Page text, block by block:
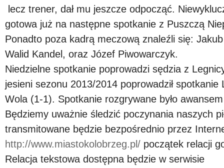
lecz trener, dał mu jeszcze odpocząć.
gotowa już na następne spotkanie z Puszczą
Ponadto poza kadrą meczową znaleźli się:
Walid Kandel, oraz Józef Piwowarczyk.
Niedzielne spotkanie poprowadzi sędzia z
jesieni sezonu 2013/2014 poprowadził
Wola (1-1). Spotkanie rozgrywane było
Będziemy uważnie śledzić poczynania naszych
transmitowane będzie bezpośrednio przez
http://www.miastokolobrzeg.pl/ początek relacji
Relacja tekstowa dostępna będzie w serwisie